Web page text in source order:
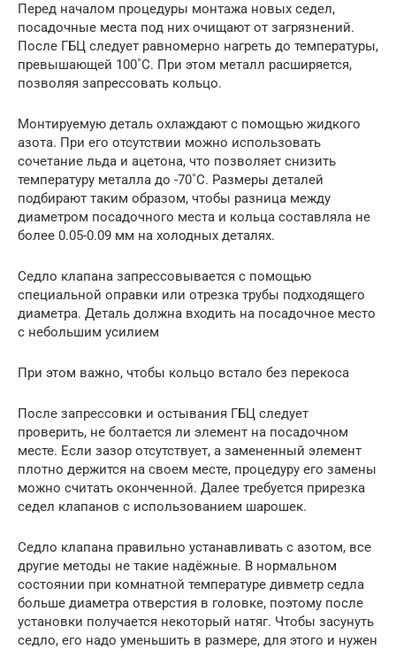
Перед началом процедуры монтажа новых седел,
посадочные места под них очищают от загрязнений.
После ГБЦ следует равномерно нагреть до температуры,
превышающей 100˚С. При этом металл расширяется,
позволяя запрессовать кольцо.
Монтируемую деталь охлаждают с помощью жидкого
азота. При его отсутствии можно использовать
сочетание льда и ацетона, что позволяет снизить
температуру металла до -70˚С. Размеры деталей
подбирают таким образом, чтобы разница между
диаметром посадочного места и кольца составляла не
более 0.05-0.09 мм на холодных деталях.
Седло клапана запрессовывается с помощью
специальной оправки или отрезка трубы подходящего
диаметра. Деталь должна входить на посадочное место
с небольшим усилием
При этом важно, чтобы кольцо встало без перекоса
После запрессовки и остывания ГБЦ следует
проверить, не болтается ли элемент на посадочном
месте. Если зазор отсутствует, а замененный элемент
плотно держится на своем месте, процедуру его замены
можно считать оконченной. Далее требуется прирезка
седел клапанов с использованием шарошек.
Седло клапана правильно устанавливать с азотом, все
другие методы не такие надёжные. В нормальном
состоянии при комнатной температуре дивметр седла
больше диаметра отверстия в головке, поэтому после
установки получается некоторый натяг. Чтобы засунуть
седло, его надо уменьшить в размере, для этого и нужен